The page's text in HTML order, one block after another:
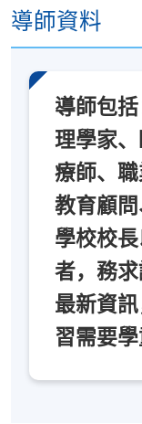
導師資料
導師包
理學家
療師、
教育顧
學校校
者，務
最新資
習需要